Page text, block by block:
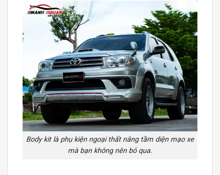
Body kit là phụ kiện ngoại thất nâng tầm diện mạo xe
mà bạn không nên bỏ qua.